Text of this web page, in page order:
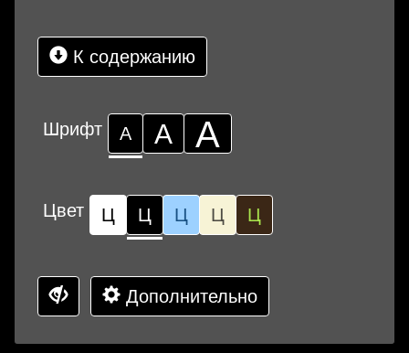
К содержанию
Шрифт А А А
Цвет Ц Ц Ц Ц Ц
Дополнительно